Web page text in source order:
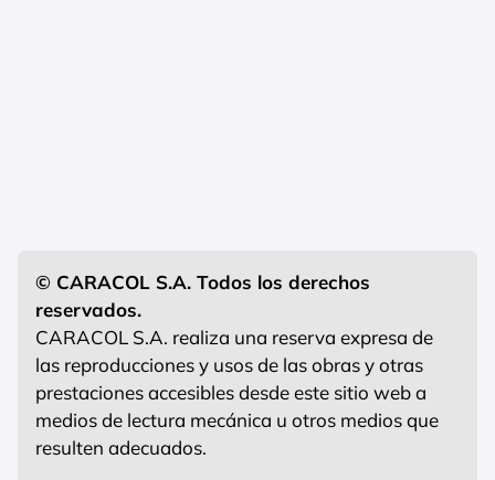
© CARACOL S.A. Todos los derechos
reservados.
CARACOL S.A. realiza una reserva expresa de
las reproducciones y usos de las obras y otras
prestaciones accesibles desde este sitio web a
medios de lectura mecánica u otros medios que
resulten adecuados.